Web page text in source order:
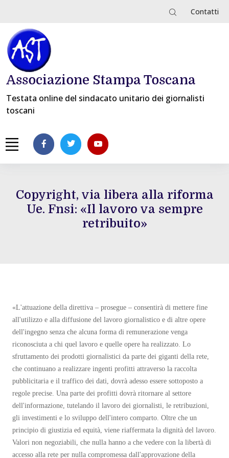
Contatti
Associazione Stampa Toscana
Testata online del sindacato unitario dei giornalisti
toscani
Copyright, via libera alla riforma
Ue. Fnsi: «Il lavoro va sempre
retribuito»
«L'attuazione della direttiva – prosegue – consentirà di mettere fine
all'utilizzo e alla diffusione del lavoro giornalistico e di altre opere
dell'ingegno senza che alcuna forma di remunerazione venga
riconosciuta a chi quel lavoro e quelle opere ha realizzato. Lo
sfruttamento dei prodotti giornalistici da parte dei giganti della rete,
che continuano a realizzare ingenti profitti attraverso la raccolta
pubblicitaria e il traffico dei dati, dovrà adesso essere sottoposto a
regole precise. Una parte dei profitti dovrà ritornare al settore
dell'informazione, tutelando il lavoro dei giornalisti, le retribuzioni,
gli investimenti e lo sviluppo dell'intero comparto. Oltre che un
principio di giustizia ed equità, viene riaffermata la dignità del lavoro.
Valori non negoziabili, che nulla hanno a che vedere con la libertà di
accesso alla rete per nulla compromessa dall'approvazione della